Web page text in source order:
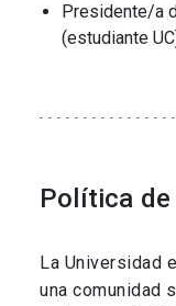
Presidente/a
(estudiante
Política
La Universidad
una comunidad